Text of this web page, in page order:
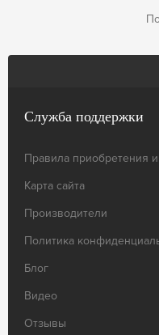
Служба поддержки
Правила приобретения и
Карта сайта
Производители
Политика
Блог
Видео
Отзывы